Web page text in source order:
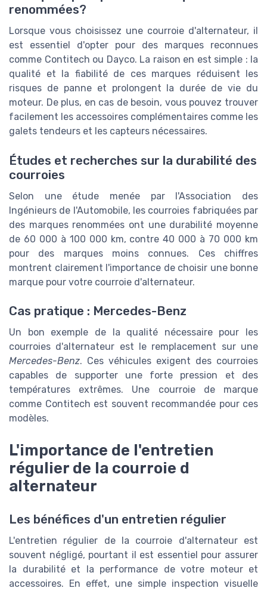
renommées?
Lorsque vous choisissez une courroie d'alternateur, il
est essentiel d'opter pour des marques reconnues
comme Contitech ou Dayco. La raison en est simple : la
qualité et la fiabilité de ces marques réduisent les
risques de panne et prolongent la durée de vie du
moteur. De plus, en cas de besoin, vous pouvez trouver
facilement les accessoires complémentaires comme les
galets tendeurs et les capteurs nécessaires.
Études et recherches sur la durabilité des
courroies
Selon une étude menée par l'Association des
Ingénieurs de l'Automobile, les courroies fabriquées par
des marques renommées ont une durabilité moyenne
de 60 000 à 100 000 km, contre 40 000 à 70 000 km
pour des marques moins connues. Ces chiffres
montrent clairement l'importance de choisir une bonne
marque pour votre courroie d'alternateur.
Cas pratique : Mercedes-Benz
Un bon exemple de la qualité nécessaire pour les
courroies d'alternateur est le remplacement sur une
Mercedes-Benz. Ces véhicules exigent des courroies
capables de supporter une forte pression et des
températures extrêmes. Une courroie de marque
comme Contitech est souvent recommandée pour ces
modèles.
L'importance de l'entretien
régulier de la courroie d
alternateur
Les bénéfices d'un entretien régulier
L'entretien régulier de la courroie d'alternateur est
souvent négligé, pourtant il est essentiel pour assurer
la durabilité et la performance de votre moteur et
accessoires. En effet, une simple inspection visuelle